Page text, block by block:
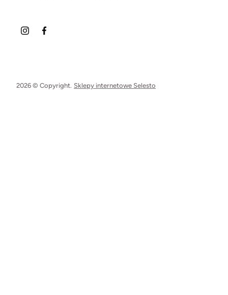
2026 © Copyright. Sklepy internetowe Selesto